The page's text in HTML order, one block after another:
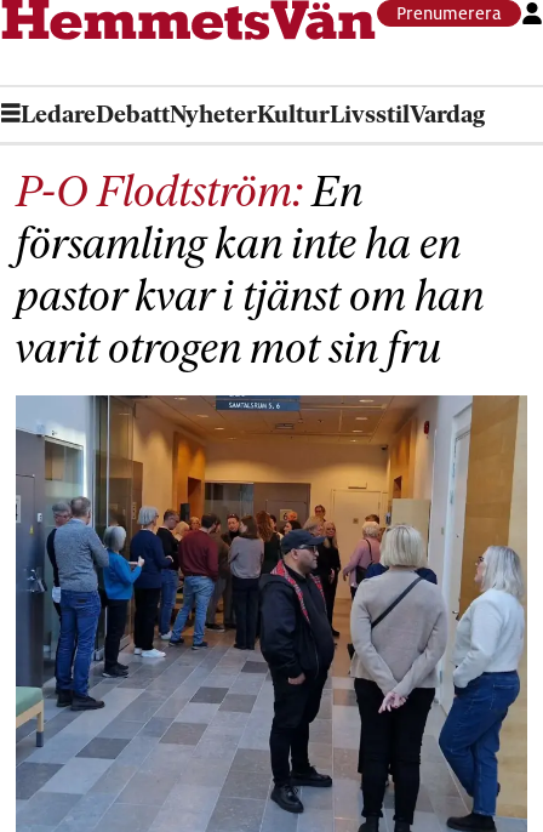
Prenumerera
LedareDebattNyheterKulturLivsstilVardag
P-O Flodtström:En
församling kan inte ha en
pastor kvar i tjänst om han
varit otrogen mot sin fru